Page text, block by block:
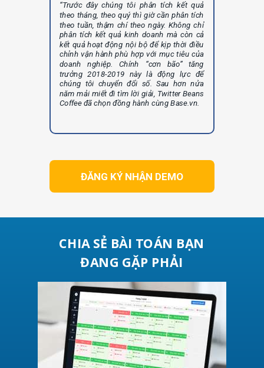
CHIA SẺ BÀI TOÁN BẠN
ĐANG GẶP PHẢI
ĐĂNG KÝ NHẬN DEMO
“Trước đây chúng tôi phân tích kết quả
theo tháng, theo quý thì giờ cần phân tích
theo tuần, thậm chí theo ngày. Không chỉ
phân tích kết quả kinh doanh mà còn cả
kết quả hoạt động nội bộ để kịp thời điều
chỉnh vận hành phù hợp với mục tiêu của
doanh nghiệp. Chính “cơn bão” tăng
trưởng 2018-2019 này là động lực để
chúng tôi chuyển đổi số. Sau hơn nửa
năm mải miết đi tìm lời giải, Twitter Beans
Coffee đã chọn đồng hành cùng Base.vn.